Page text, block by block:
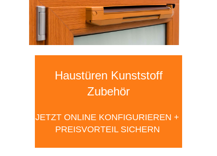
Haustüren Kunststoff
Zubehör
JETZT ONLINE KONFIGURIEREN +
PREISVORTEIL SICHERN